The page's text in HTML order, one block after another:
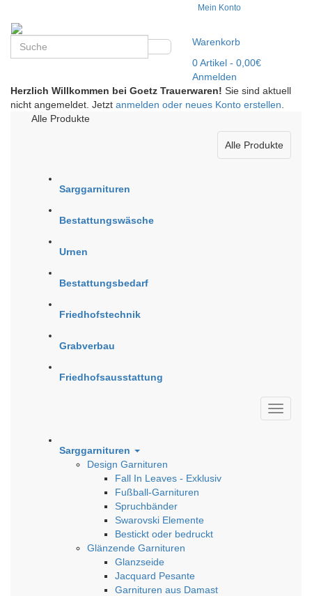
Mein Konto
Warenkorb
0Artikel - 0,00€
Anmelden
Herzlich Willkommen bei Goetz Trauerwaren! Sie sind aktuell
nicht angemeldet. Jetzt anmelden oder neues Konto erstellen
Alle Produkte
Alle Produkte
Sarggarnituren
Bestattungswäsche
Urnen
Bestattungsbedarf
Friedhofstechnik
Grabverbau
Friedhofsausstattung
Sarggarnituren
Design Garnituren
Fall In Leaves - Exklusiv
Fußball-Garnituren
Spruchbänder
Swarovski Elemente
Bestickt oder bedruckt
Glänzende Garnituren
Glanzseide
Jacquard Pesante
Garnituren aus Damast